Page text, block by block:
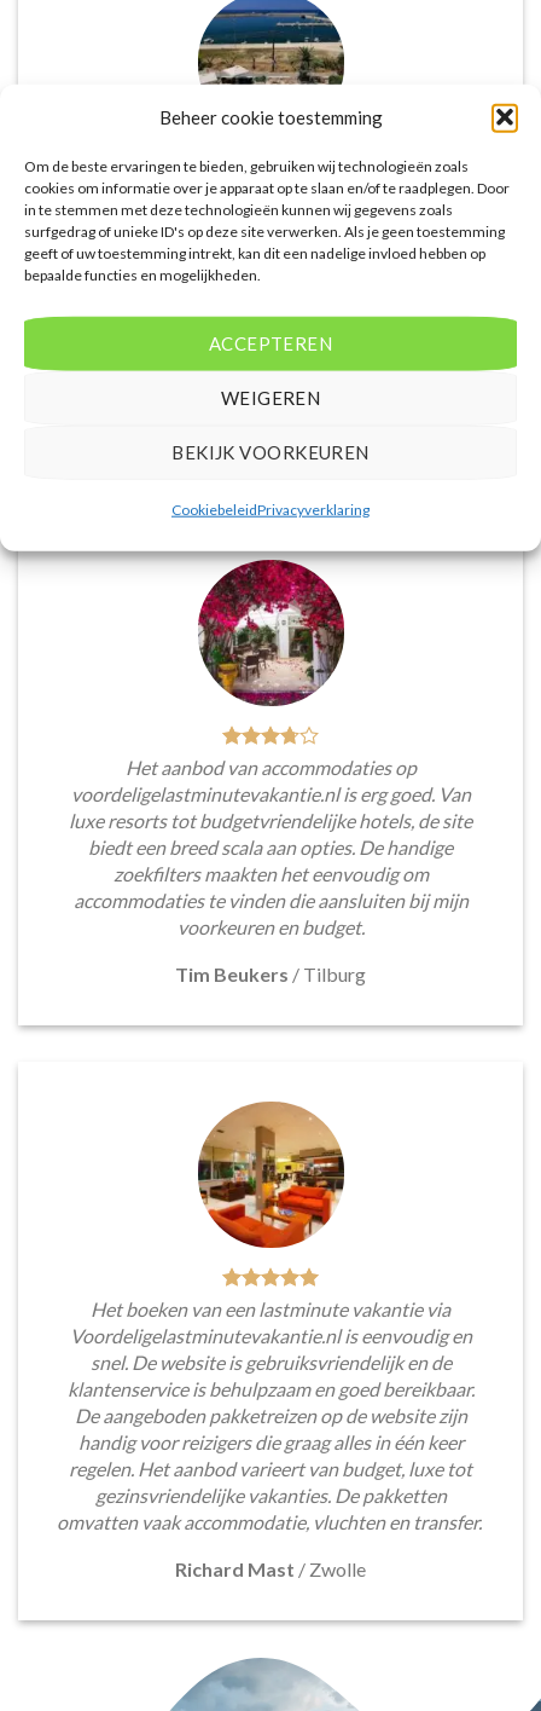
Beheer cookie toestemming
Om de beste ervaringen te bieden, gebruiken wij technologieën zoals
cookies om informatie over je apparaat op te slaan en/of te raadplegen. Door
in te stemmen met deze technologieën kunnen wij gegevens zoals
surfgedrag of unieke ID's op deze site verwerken. Als je geen toestemming
geeft of uw toestemming intrekt, kan dit een nadelige invloed hebben op
bepaalde functies en mogelijkheden.
ACCEPTEREN
WEIGEREN
BEKIJK VOORKEUREN
CookiebeleidPrivacyverklaring
De website biedt een groot aanbod van lastminute
deals naar diverse populaire
vakantiebestemmingen. Met handige filters kun je
eenvoudig zoeken op reisduur, bestemming en
continu vergeleken met andere aanbieders. Je hebt
dus altijd de garantie dat je de beste deal te pakken
Het aanbod van accommodaties op
voordeligelastminutevakantie.nl is erg goed. Van
luxe resorts tot budgetvriendelijke hotels, de site
biedt een breed scala aan opties. De handige
zoekfilters maakten het eenvoudig om
accommodaties te vinden die aansluiten bij mijn
voorkeuren en budget.
Tim Beukers / Tilburg
Het boeken van een lastminute vakantie via
Voordeligelastminutevakantie.nl is eenvoudig en
snel. De website is gebruiksvriendelijk en de
klantenservice is behulpzaam en goed bereikbaar.
De aangeboden pakketreizen op de website zijn
handig voor reizigers die graag alles in één keer
regelen. Het aanbod varieert van budget, luxe tot
gezinsvriendelijke vakanties. De pakketten
omvatten vaak accommodatie, vluchten en transfer.
Richard Mast / Zwolle